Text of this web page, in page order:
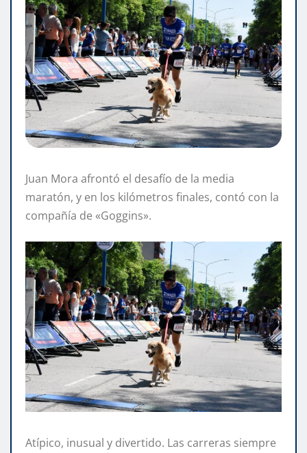
Juan Mora afrontó el desafío de la media
maratón, y en los kilómetros finales, contó con la
compañía de «Goggins».
Atípico, inusual y divertido. Las carreras siempre